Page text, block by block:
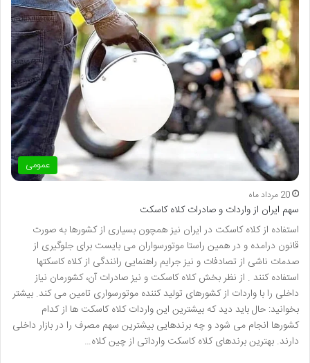
عمومی
20 مرداد ماه
سهم ایران از واردات و صادرات کلاه کاسکت
استفاده از کلاه کاسکت در ایران نیز همچون بسیاری از کشورها به صورت
قانون درامده و در همین راستا موتورسواران می بایست برای جلوگیری از
صدمات ناشی از تصادفات و نیز جرایم راهنمایی رانندگی از کلاه کاسکتها
استفاده کنند . از نظر بخش کلاه کاسکت و نیز صادرات آن، کشورمان نیاز
داخلی را با واردات از کشورهای تولید کننده موتورسواری تامین می کند. بیشتر
بخوانید: حال باید دید که بیشترین این واردات کلاه کاسکت ها از کدام
کشورها انجام می شود و چه برندهایی بیشترین سهم مصرف را در بازار داخلی
دارند. بهترین برندهای کلاه کاسکت وارداتی از چین کلاه…